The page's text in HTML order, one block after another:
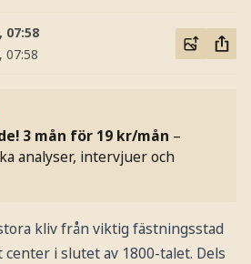
07:58
07:58
3 mån för 19 kr/mån –
analyser, intervjuer och
kliv från viktig fästningsstad
i slutet av 1800-talet. Dels